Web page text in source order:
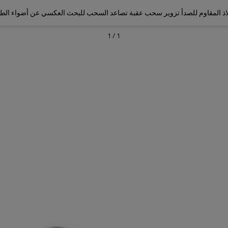
المقاوم للصدأ تزوير سحب عقبة تصاعد السحب للبحث العكسي عن أضواء
1
/
1